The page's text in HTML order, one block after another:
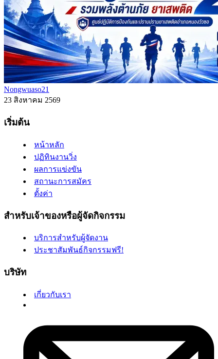
Nongwuaso21
23 สิงหาคม 2569
เริ่มต้น
หน้าหลัก
ปฏิทินงานวิ่ง
ผลการแข่งขัน
สถานะการสมัคร
ตั้งค่า
สำหรับเจ้าของหรือผู้จัดกิจกรรม
บริการสำหรับผู้จัดงาน
ประชาสัมพันธ์กิจกรรมฟรี!
บริษัท
เกี่ยวกับเรา